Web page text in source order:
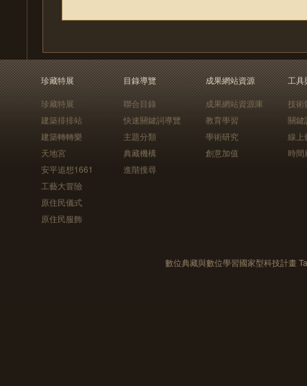
珍藏特展
珍藏特展
建築排排站
建築轉轉樂
天地宮
安平追想1661
工藝大冒險
原住民儀式
原住民服飾
目錄導覽
聯合目錄
快速關鍵詞導覽
主題分類
典藏機構
進階搜尋
成果網站資源
成果網站資源庫
教育學習
學術研究
創意加值
工具
技術
關鍵
線上
時間
數位典藏與數位學習國家型科技計畫